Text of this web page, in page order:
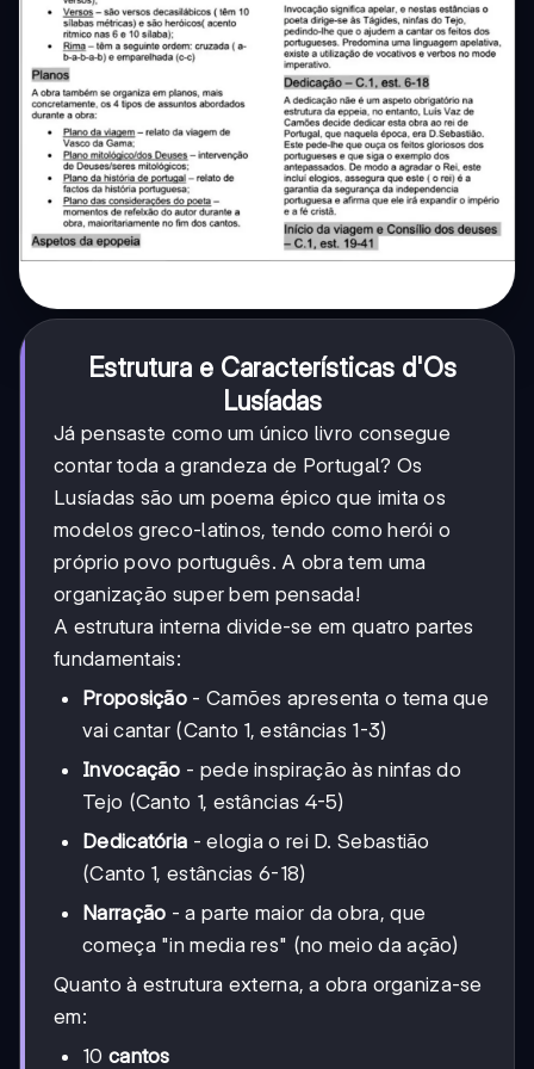
Estrutura e Características d'Os
Lusíadas
Já pensaste como um único livro consegue
contar toda a grandeza de Portugal? Os
Lusíadas são um poema épico que imita os
modelos greco-latinos, tendo como herói o
próprio povo português. A obra tem uma
organização super bem pensada!
A estrutura interna divide-se em quatro partes
fundamentais:
Proposição - Camões apresenta o tema que
vai cantar (Canto 1, estâncias 1-3)
Invocação - pede inspiração às ninfas do
Tejo (Canto 1, estâncias 4-5)
Dedicatória - elogia o rei D. Sebastião
(Canto 1, estâncias 6-18)
Narração - a parte maior da obra, que
começa "in media res" (no meio da ação)
Quanto à estrutura externa, a obra organiza-se
em:
10 cantos